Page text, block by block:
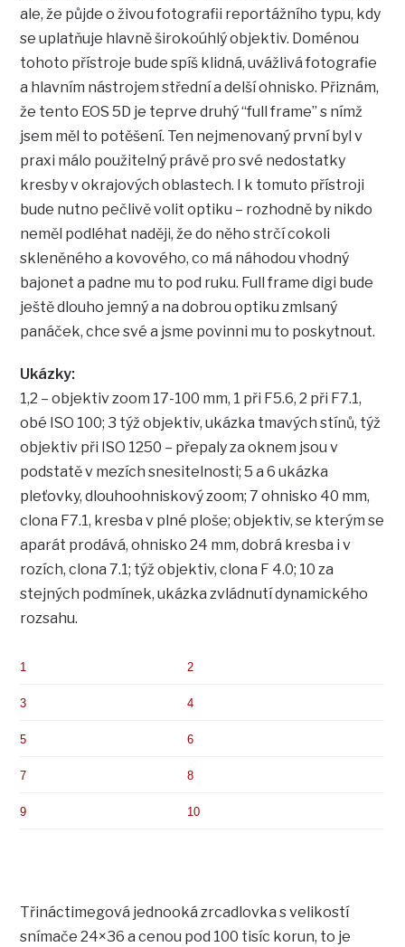
ale, že půjde o živou fotografii reportážního typu, kdy
se uplatňuje hlavně širokoúhlý objektiv. Doménou
tohoto přístroje bude spíš klidná, uvážlivá fotografie
a hlavním nástrojem střední a delší ohnisko. Přiznám,
že tento EOS 5D je teprve druhý “full frame” s nímž
jsem měl to potěšení. Ten nejmenovaný první byl v
praxi málo použitelný právě pro své nedostatky
kresby v okrajových oblastech. I k tomuto přístroji
bude nutno pečlivě volit optiku – rozhodně by nikdo
neměl podléhat naději, že do něho strčí cokoli
skleněného a kovového, co má náhodou vhodný
bajonet a padne mu to pod ruku. Full frame digi bude
ještě dlouho jemný a na dobrou optiku zmlsaný
panáček, chce své a jsme povinni mu to poskytnout.
Ukázky:
1,2 – objektiv zoom 17-100 mm, 1 při F5.6, 2 při F7.1,
obé ISO 100; 3 týž objektiv, ukázka tmavých stínů, týž
objektiv při ISO 1250 – přepaly za oknem jsou v
podstatě v mezích snesitelnosti; 5 a 6 ukázka
pleťovky, dlouhoohniskový zoom; 7 ohnisko 40 mm,
clona F7.1, kresba v plné ploše; objektiv, se kterým se
aparát prodává, ohnisko 24 mm, dobrá kresba i v
rozích, clona 7.1; týž objektiv, clona F 4.0; 10 za
stejných podmínek, ukázka zvládnutí dynamického
rozsahu.
1 2
3 4
5 6
7 8
9 10
Třináctimegová jednooká zrcadlovka s velikostí
snímače 24×36 a cenou pod 100 tisíc korun, to je